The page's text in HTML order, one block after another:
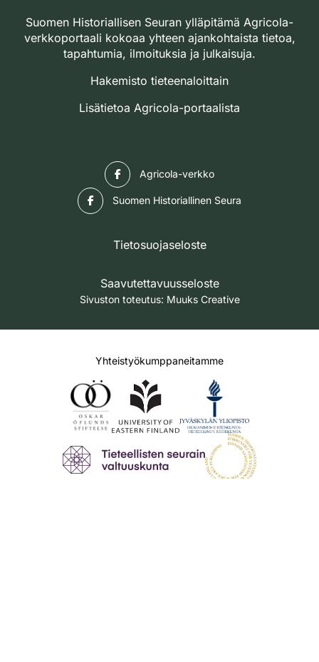
Suomen Historiallisen Seuran ylläpitämä Agricola-
verkkoportaali kokoaa yhteen ajankohtaista tietoa,
tapahtumia, ilmoituksia ja julkaisuja.
Hakemisto tieteenaloittain
Lisätietoa Agricola-portaalista
Agricola-verkko
Suomen Historiallinen Seura
Tietosuojaseloste
Saavutettavuusseloste
Sivuston toteutus: Muuks Creative
Yhteistyökumppaneitamme